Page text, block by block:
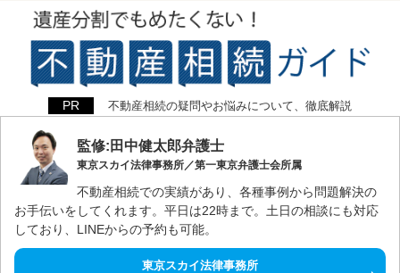
不動産相続の疑問やお悩みについて、徹底解説
監修:田中健太郎弁護士
東京スカイ法律事務所／第一東京弁護士会所属
不動産相続での実績があり、各種事例から問題解決の
お手伝いをしてくれます。平日は22時まで。土日の相談にも対応
しており、LINEからの予約も可能。
東京スカイ法律事務所